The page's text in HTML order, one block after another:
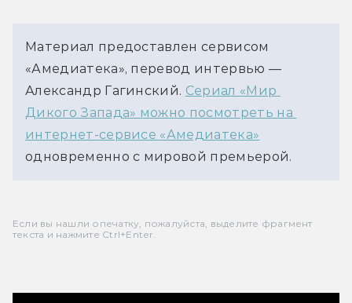
Материал предоставлен сервисом
«Амедиатека», перевод интервью —
Александр Гагинский. Сериал «Мир
Дикого Запада» можно посмотреть на
интернет-сервисе «Амедиатека»
одновременно с мировой премьерой.
Если вы нашли опечатку, пожалуйста, выделите фрагмент
текста и нажмите Ctrl+Enter.